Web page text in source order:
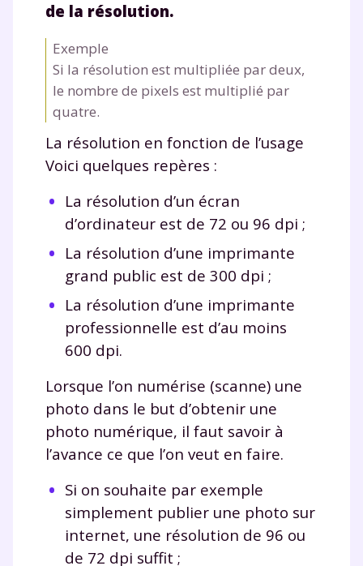
de la résolution.
Exemple
Si la résolution est multipliée par deux,
le nombre de pixels est multiplié par
quatre.
La résolution en fonction de l’usage
Voici quelques repères :
La résolution d’un écran
d’ordinateur est de 72 ou 96 dpi ;
La résolution d’une imprimante
grand public est de 300 dpi ;
La résolution d’une imprimante
professionnelle est d’au moins
600 dpi.
Lorsque l’on numérise (scanne) une
photo dans le but d’obtenir une
photo numérique, il faut savoir à
l’avance ce que l’on veut en faire.
Si on souhaite par exemple
simplement publier une photo sur
internet, une résolution de 96 ou
de 72 dpi suffit ;
Envie de progresser
et de réussir votre
année scolaire ?
pendant 24h notre
plateforme de soutien
scolaire !
Fiches de cours et vidéos,exercices
corrigés,podcasts de révisions
Unespace dédié aux parents pour
suivre les progrès